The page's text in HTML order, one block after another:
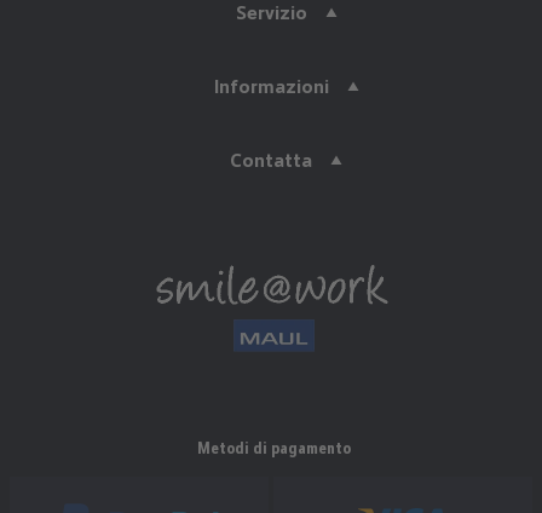
Servizio
Informazioni
Contatta
Metodi di pagamento